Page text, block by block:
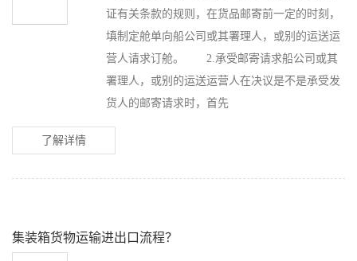
证有关条款的规则，在货品邮寄前一定的时刻，
填制定舱单向船公司或其署理人，或别的运送运
营人请求订舱。 2.承受邮寄请求船公司或其
署理人，或别的运送运营人在决议是不是承受发
货人的邮寄请求时，首先
了解详情
集装箱货物运输进出口流程？